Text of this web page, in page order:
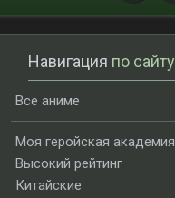
Навигация по сайту
Все аниме
Моя геройская академия
Высокий рейтинг
Китайские